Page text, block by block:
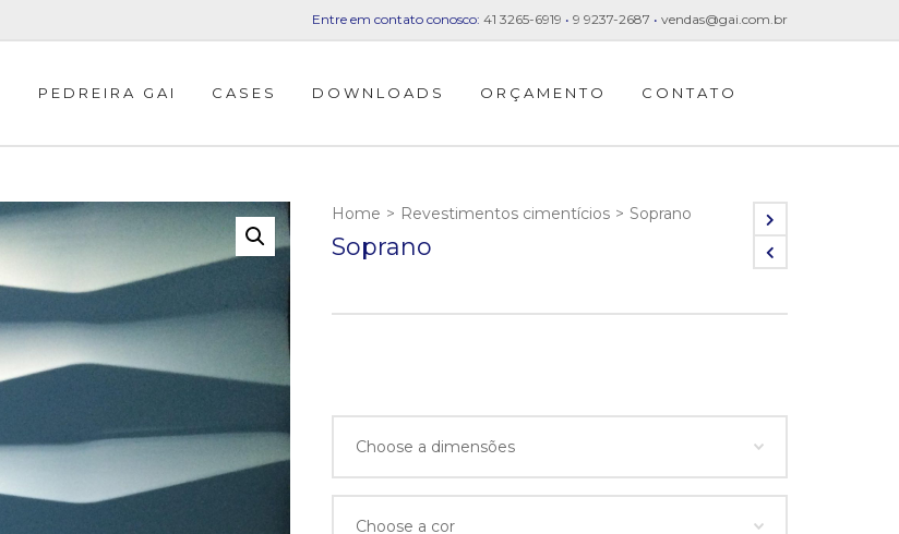
Entre em contato conosco: 41 3265-6919 • 9 9237-2687 • vendas@gai.com.br
PEDREIRA GAI CASES DOWNLOADS ORÇAMENTO CONTATO
Home > Revestimentos cimentícios > Soprano
Soprano